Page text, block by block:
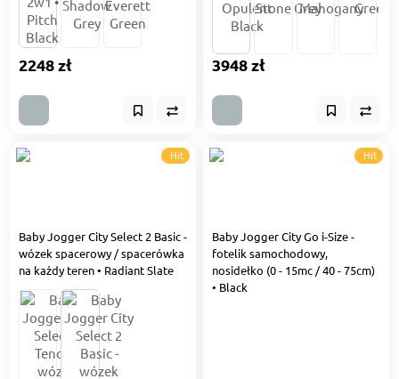
2248 zł 3948 zł
Hit
Baby Jogger City Select 2 Basic -
wózek spacerowy / spacerówka
na każdy teren • Radiant Slate
Hit
Baby Jogger City Go i-Size -
fotelik samochodowy,
nosidełko (0 - 15mc / 40 - 75cm)
• Black